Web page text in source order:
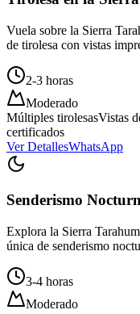
Vuela sobre la Sierra
de tirolesa con vistas
2-3 horas
Moderado
Múltiples tirolesasVistas
certificados
Ver DetallesWhatsApp
Senderismo
Explora la Sierra
única de senderismo
3-4 horas
Moderado